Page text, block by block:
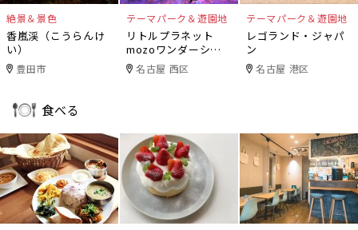
絶景＆景色
香嵐渓（こうらんけ
い）
豊田市
テーマパーク＆遊園地
リトルプラネット
mozoワンダーシテ
ィ 名古屋 西区
テーマパーク＆遊園地
レゴランド・ジャパ
ン
名古屋 港区
食べる